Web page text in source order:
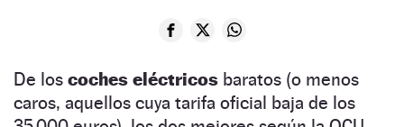
De los coches eléctricos baratos (o menos
caros, aquellos cuya tarifa oficial baja de los